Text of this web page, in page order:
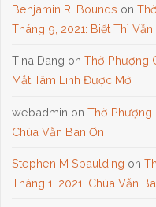
Benjamin R. Bounds on
Tháng 9, 2021: Biết Thì
Tina Dang onThờ Phượng
Mắt Tâm Linh Được Mở
webadmin onThờ Phượng
Chúa Vẫn Ban Ơn
Stephen M Spaulding on
Tháng 1, 2021: Chúa Vẫn